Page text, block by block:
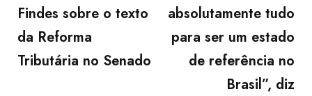
Findes sobre o texto
da Reforma
Tributária no Senado
absolutamente tudo
para ser um estado
de referência no
Brasil”, diz